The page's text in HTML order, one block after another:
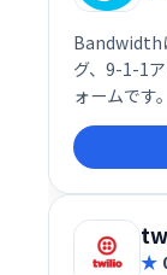
Bandwidth
グ、9-1-1
ォームです
IP音声ネ
ビスを提供
な製品開
Bandwidth